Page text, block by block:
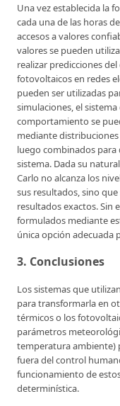
Una vez establecida la
cada una de las horas
accesos a valores
valores se pueden
realizar predicciones
fotovoltaicos en redes
pueden ser utilizadas
simulaciones, el
comportamiento se
mediante
luego combinados
sistema. Dada su
Carlo no alcanza los
sus resultados, sino
resultados exactos. Sin
formulados mediante
única opción adecuada
3. Conclusiones
Los sistemas que
para transformarla en
térmicos o los
parámetros
temperatura ambiente)
fuera del control
funcionamiento de
determinística.